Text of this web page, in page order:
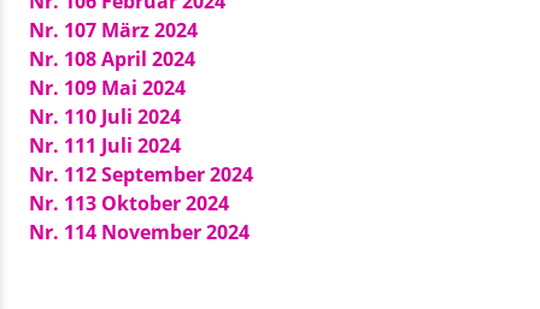
Nr. 107 März 2024
Nr. 108 April 2024
Nr. 109 Mai 2024
Nr. 110 Juli 2024
Nr. 111 Juli 2024
Nr. 112 September 2024
Nr. 113 Oktober 2024
Nr. 114 November 2024